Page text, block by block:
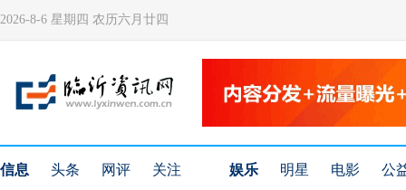
2026-8-6 星期四 农历六月廿四
信息 头条 网评
关注
娱乐 明星 电影
公